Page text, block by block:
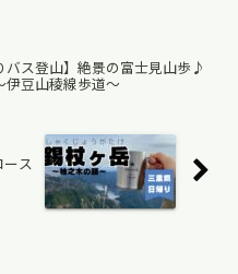
バス登山】絶景の富士見山歩♪
伊豆山稜線歩道〜
ス